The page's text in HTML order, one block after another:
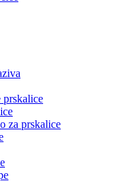
prskalice
za prskalice